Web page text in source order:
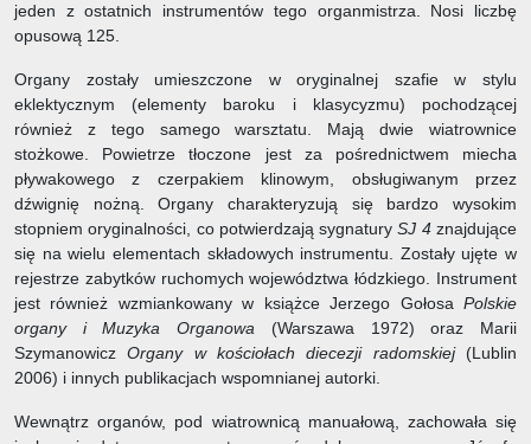
jeden z ostatnich instrumentów tego organmistrza. Nosi liczbę
opusową 125.
Organy zostały umieszczone w oryginalnej szafie w stylu
eklektycznym (elementy baroku i klasycyzmu) pochodzącej
również z tego samego warsztatu. Mają dwie wiatrownice
stożkowe. Powietrze tłoczone jest za pośrednictwem miecha
pływakowego z czerpakiem klinowym, obsługiwanym przez
dźwignię nożną. Organy charakteryzują się bardzo wysokim
stopniem oryginalności, co potwierdzają sygnaturySJ 4znajdujące
się na wielu elementach składowych instrumentu. Zostały ujęte w
rejestrze zabytków ruchomych województwa łódzkiego. Instrument
jest również wzmiankowany w książce Jerzego Gołosa Polskie
organy i Muzyka Organowa (Warszawa 1972) oraz Marii
SzymanowiczOrgany w kościołach diecezji radomskiej(Lublin
2006) i innych publikacjach wspomnianej autorki.
Wewnątrz organów, pod wiatrownicą manuałową, zachowała się